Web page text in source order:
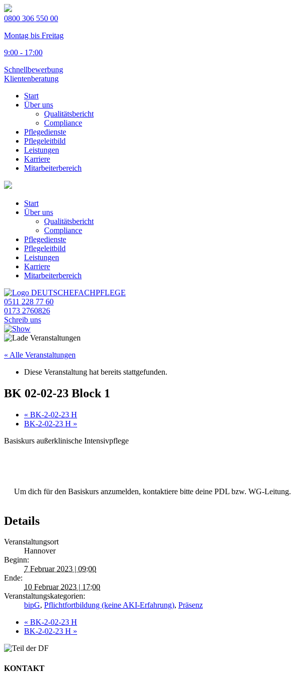
0800 306 550 00
Montag bis Freitag
9:00 - 17:00
Schnellbewerbung
Klientenberatung
Start
Über uns
Qualitätsbericht
Compliance
Pflegedienste
Pflegeleitbild
Leistungen
Karriere
Mitarbeiterbereich
Start
Über uns
Qualitätsbericht
Compliance
Pflegedienste
Pflegeleitbild
Leistungen
Karriere
Mitarbeiterbereich
0511 228 77 60
0173 2760826
Schreib uns
« Alle Veranstaltungen
Diese Veranstaltung hat bereits stattgefunden.
BK 02-02-23 Block 1
« BK-2-02-23 H
BK-2-02-23 H »
Basiskurs außerklinische Intensivpflege
Um dich für den Basiskurs anzumelden, kontaktiere bitte deine PDL bzw. WG-Leitung.
Details
Veranstaltungsort
Hannover
Beginn:
7 Februar 2023 | 09:00
Ende:
10 Februar 2023 | 17:00
Veranstaltungskategorien:
bipG, Pflichtfortbildung (keine AKI-Erfahrung), Präsenz
« BK-2-02-23 H
BK-2-02-23 H »
KONTAKT